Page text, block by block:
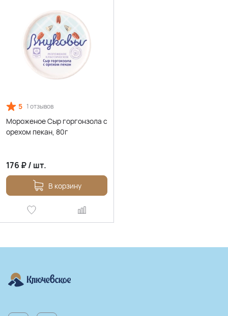
5 1 отзывов
Мороженое Сыр горгонзола с
орехом пекан, 80г
176 ₽/ шт.
В корзину